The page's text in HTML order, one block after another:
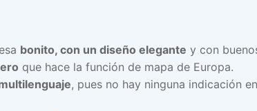
bonito, con un diseño elegante y con
que hace la función de mapa de Europa.
, pues no hay ninguna indicación